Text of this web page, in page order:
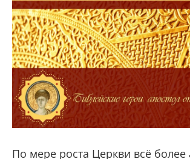
По мере роста Церкви всё более